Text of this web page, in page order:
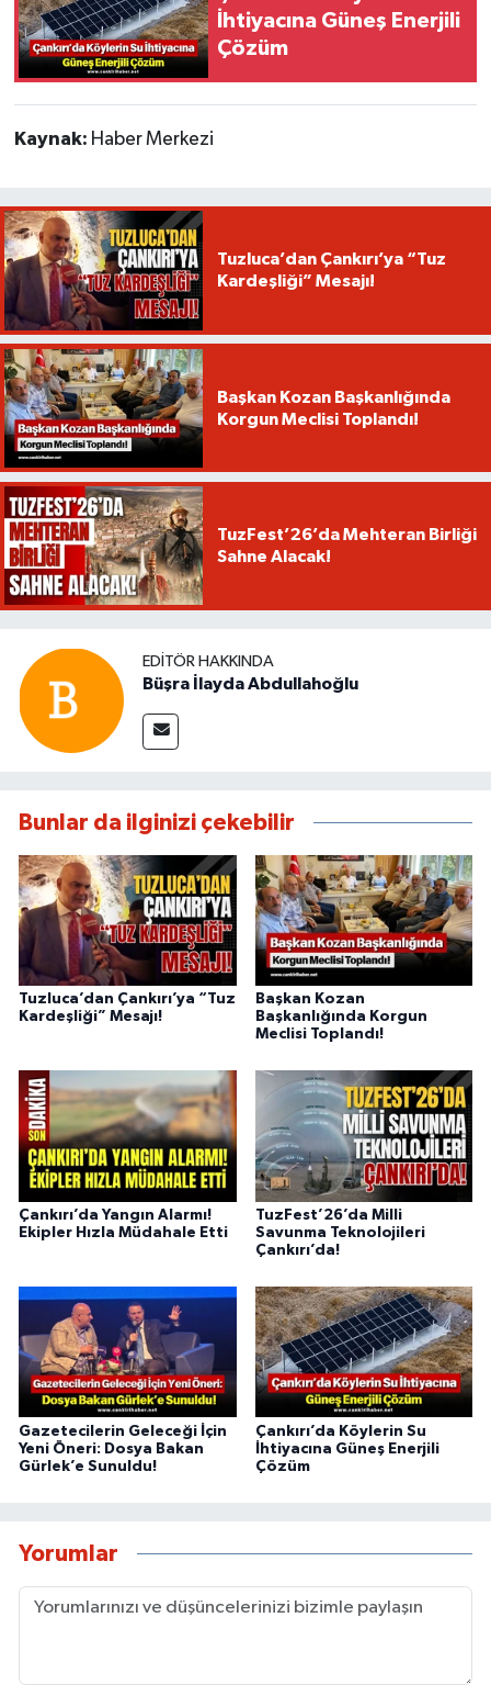
İhtiyacına Güneş Enerjili
Çözüm
Kaynak: Haber Merkezi
Tuzluca’dan Çankırı’ya “Tuz
Kardeşliği” Mesajı!
Başkan Kozan Başkanlığında
Korgun Meclisi Toplandı!
TuzFest’26’da Mehteran Birliği
Sahne Alacak!
EDITÖR HAKKINDA
Büşra İlayda Abdullahoğlu
Bunlar da ilginizi çekebilir
Tuzluca’dan Çankırı’ya “Tuz
Kardeşliği” Mesajı!
Başkan Kozan
Başkanlığında Korgun
Meclisi Toplandı!
Çankırı’da Yangın Alarmı!
Ekipler Hızla Müdahale Etti
TuzFest’26’da Milli
Savunma Teknolojileri
Çankırı’da!
Gazetecilerin Geleceği İçin
Yeni Öneri: Dosya Bakan
Gürlek’e Sunuldu!
Çankırı’da Köylerin Su
İhtiyacına Güneş Enerjili
Çözüm
Yorumlar